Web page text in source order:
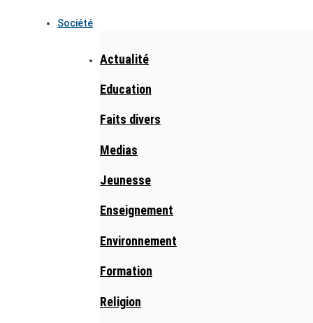
Société
Actualité
Education
Faits divers
Medias
Jeunesse
Enseignement
Environnement
Formation
Religion